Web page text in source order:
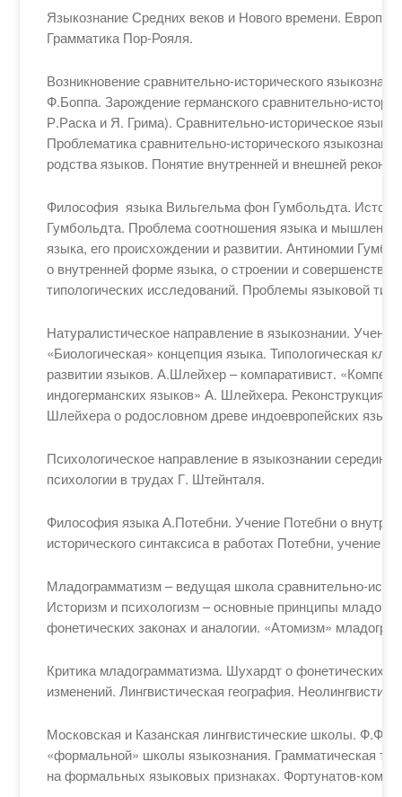
Языкознание Средних веков и Нового времени.
Грамматика Пор-Рояля.
Возникновение сравнительно-исторического
Ф.Боппа. Зарождение германского сравнительно-
Р.Раска и Я. Грима). Сравнительно-историческое
Проблематика сравнительно-исторического
родства языков. Понятие внутренней и внешней
Философия языка Вильгельма фон Гумбольдта.
Гумбольдта. Проблема соотношения языка и
языка, его происхождении и развитии. Антиномии
о внутренней форме языка, о строении и совершенстве
типологических исследований. Проблемы языковой
Натуралистическое направление в языкознании.
«Биологическая» концепция языка. Типологическая
развитии языков. А.Шлейхер – компаративист.
индогерманских языков» А. Шлейхера. Реконструкция
Шлейхера о родословном древе индоевропейских
Психологическое направление в языкознании
психологии в трудах Г. Штейнталя.
Философия языка А.Потебни. Учение Потебни о
исторического синтаксиса в работах Потебни, учение о
Младограмматизм – ведущая школа сравнительно-
Историзм и психологизм – основные принципы
фонетических законах и аналогии. «Атомизм»
Критика младограмматизма. Шухардт о фонетических
изменений. Лингвистическая география.
Московская и Казанская лингвистические школы.
«формальной» школы языкознания. Грамматическая
на формальных языковых признаках. Фортунатов-